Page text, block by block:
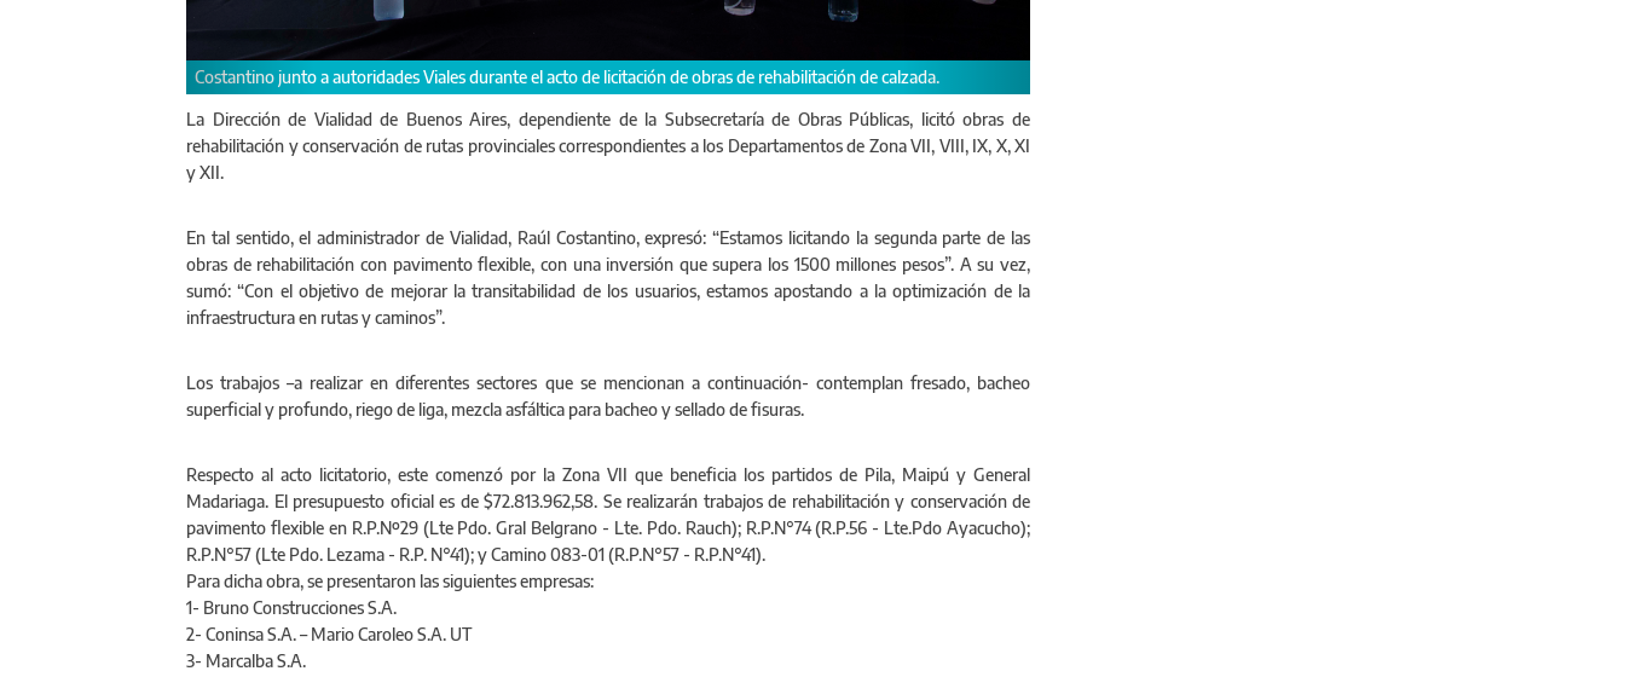
La Dirección de Vialidad de Buenos Aires, dependiente de la Subsecretaría de Obras Públicas, licitó obras de
rehabilitación y conservación de rutas provinciales correspondientes a los Departamentos de Zona VII, VIII, IX, X, XI
y XII.
En tal sentido, el administrador de Vialidad, Raúl Costantino, expresó: “Estamos licitando la segunda parte de las
obras de rehabilitación con pavimento flexible, con una inversión que supera los 1500 millones pesos”. A su vez,
sumó: “Con el objetivo de mejorar la transitabilidad de los usuarios, estamos apostando a la optimización de la
infraestructura en rutas y caminos”.
Los trabajos –a realizar en diferentes sectores que se mencionan a continuación- contemplan fresado, bacheo
superficial y profundo, riego de liga, mezcla asfáltica para bacheo y sellado de fisuras.
Respecto al acto licitatorio, este comenzó por la Zona VII que beneficia los partidos de Pila, Maipú y General
Madariaga. El presupuesto oficial es de $72.813.962,58. Se realizarán trabajos de rehabilitación y conservación de
pavimento flexible en R.P.Nº29 (Lte Pdo. Gral Belgrano - Lte. Pdo. Rauch); R.P.N°74 (R.P.56 - Lte.Pdo Ayacucho);
R.P.N°57 (Lte Pdo. Lezama - R.P. N°41); y Camino 083-01 (R.P.N°57 - R.P.N°41).
Para dicha obra, se presentaron las siguientes empresas:
1- Bruno Construcciones S.A.
2- Coninsa S.A. – Mario Caroleo S.A. UT
3- Marcalba S.A.